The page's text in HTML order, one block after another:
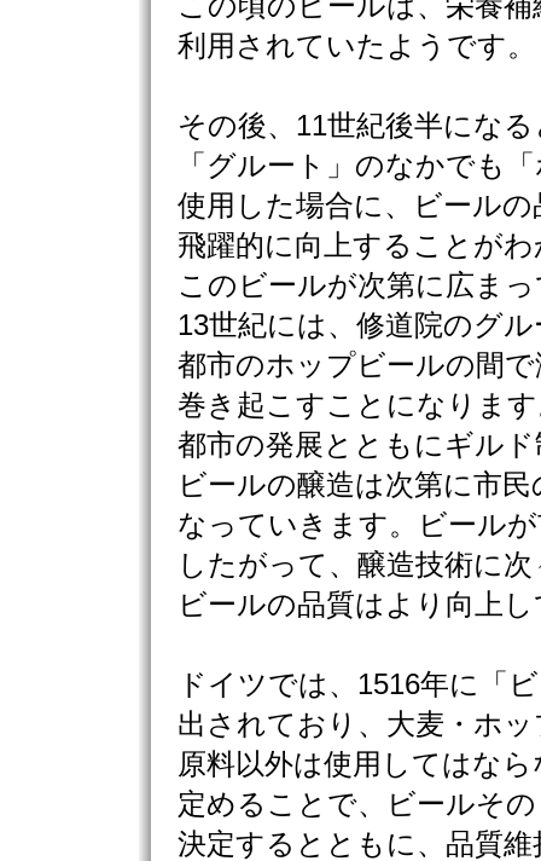
利用されていたようです。
その後、11世紀後半になる
「グルート」のなかでも
使用した場合に、ビールの
飛躍的に向上することが
このビールが次第に広ま
13世紀には、修道院のグ
都市のホップビールの間
巻き起こすことになりま
都市の発展とともにギル
ビールの醸造は次第に市
なっていきます。ビール
したがって、醸造技術に
ビールの品質はより向上
ドイツでは、1516年に「
出されており、大麦・ホ
原料以外は使用してはな
定めることで、ビールそ
決定するとともに、品質